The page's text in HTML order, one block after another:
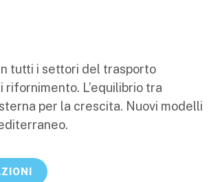
tutti i settori del trasporto
L’equilibrio tra
per la crescita. Nuovi modelli